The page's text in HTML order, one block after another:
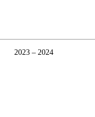
2023 – 2024